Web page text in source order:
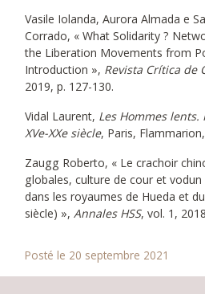
Vasile Iolanda, Aurora Almada e
Corrado, « What Solidarity ?
the Liberation Movements from
Introduction », Revista Crítica de
2019, p. 127-130.
Vidal Laurent, Les Hommes
XVe-XXe siècle, Paris,
Zaugg Roberto, « Le crachoir
globales, culture de cour et vodun
dans les royaumes de Hueda et
siècle) », Annales HSS, vol. 1,
Posté le 20 septembre 2021